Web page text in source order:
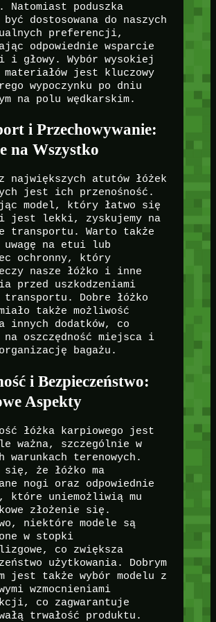
Natomiast poduszka
być dostosowana do naszych
preferencji,
odpowiednie wsparcie
i głowy. Wybór wysokiej
jest kluczowy
wypoczynku po dniu
na polu wędkarskim.
i Przechowywanie:
na Wszystko
z największych atutów łóżek
jest ich przenośność.
model, który łatwo się
i jest lekki, zyskujemy na
transportu. Warto także
uwagę na etui lub
ochronny, który
nasze łóżko i inne
przed uszkodzeniami
transportu. Dobre łóżko
także możliwość
innych dodatków, co
na oszczędność miejsca i
bagażu.
i Bezpieczeństwo:
Aspekty
łóżka karpiowego jest
ważna, szczególnie w
warunkach terenowych.
się, że łóżko ma
nogi oraz odpowiednie
które uniemożliwią mu
złożenie się.
niektóre modele są
w stopki
co zwiększa
użytkowania. Dobrym
jest także wybór modelu z
wzmocnieniami
co zagwarantuje
trwałość produktu.